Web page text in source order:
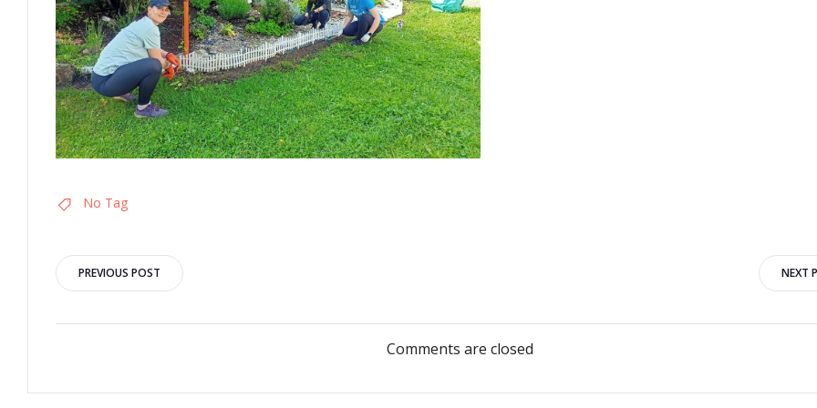
No Tag
PREVIOUS POST NEXT
Comments are closed